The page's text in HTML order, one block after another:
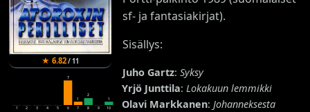
★6.82/11
1 2 3 4 5
7
6
1
7
2
8 9
1
10
sf- ja fantasiakirjat).
Sisällys:
Juho Gartz: Syksy
Yrjö Junttila: Lokakuun lemmikki
Olavi Markkanen: Johanneksesta